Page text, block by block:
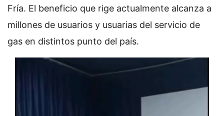
Fría. El beneficio que rige actualmente alcanza a
millones de usuarios y usuarias del servicio de
gas en distintos punto del país.